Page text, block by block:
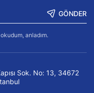
GÖNDER
okudum, anladım.
Sok. No: 13, 34672